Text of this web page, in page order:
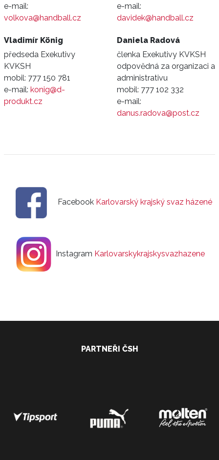
e-mail:
volkova@handball.cz
e-mail:
davidek@handball.cz
Vladimír König
předseda Exekutivy
KVKSH
mobil: 777 150 781
e-mail: konig@d-
produkt.cz
Daniela Radová
členka Exekutivy KVKSH
odpovědná za organizaci a
administrativu
mobil: 777 102 332
e-mail:
danus.radova@post.cz
Facebook Karlovarský krajský svaz házené
Instagram Karlovarskykrajskysvazhazene
PARTNEŘI ČSH